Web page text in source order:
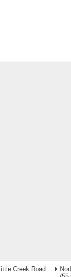
Creek Road